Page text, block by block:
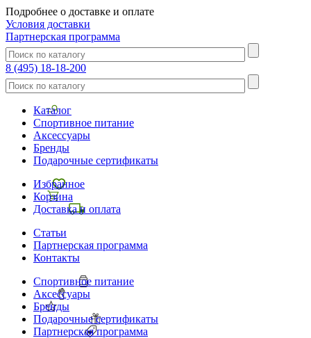
Подробнее о доставке и оплате
Условия доставки
Партнерская программа
8 (495) 18-18-200
Каталог
Спортивное питание
Аксессуары
Бренды
Подарочные сертификаты
Избранное
Корзина
Доставка и оплата
Статьи
Партнерская программа
Контакты
Спортивное питание
Аксессуары
Бренды
Подарочные сертификаты
Партнерская программа